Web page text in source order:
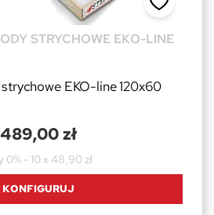
STRYCHOWE EKO-LINE
EKO-line 120x60
489,00 zł
0% - 10 x 48,90 zł
KONFIGURUJ